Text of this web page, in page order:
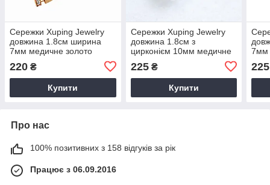
Сережки Xuping Jewelry
довжина 1.8см ширина
7мм медичне золото
220 ₴
Купити
Сережки Xuping Jewelry
довжина 1.8см з
цирконієм 10мм медичне
с1311
225₴
Купити
7мм
225
Про нас
100% позитивних з 158 відгуків за рік
Працює з 06.09.2016